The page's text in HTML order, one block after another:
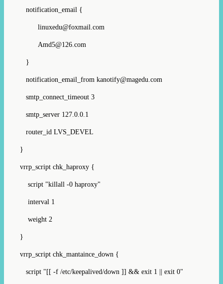
notification_email {
linuxedu@foxmail.com
Amd5@126.com
}
notification_email_from kanotify@magedu.com
smtp_connect_timeout 3
smtp_server 127.0.0.1
router_id LVS_DEVEL
}
vrrp_script chk_haproxy {
script "killall -0 haproxy"
interval 1
weight 2
}
vrrp_script chk_mantaince_down {
script "[[ -f /etc/keepalived/down ]] && exit 1 || exit 0"